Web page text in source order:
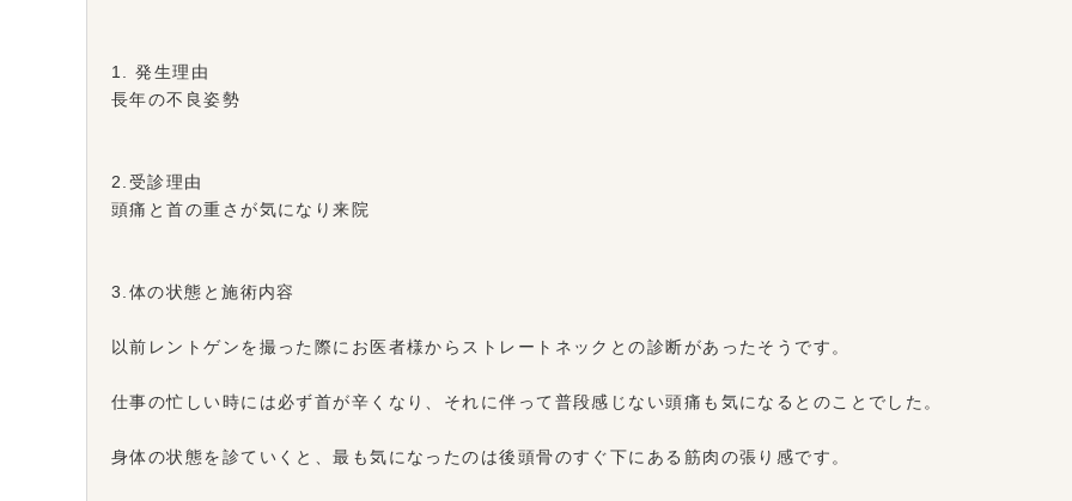
1. 発生理由
長年の不良姿勢
2.受診理由
頭痛と首の重さが気になり来院
3.体の状態と施術内容
以前レントゲンを撮った際にお医者様からストレートネックとの診断があったそうです。
仕事の忙しい時には必ず首が辛くなり、それに伴って普段感じない頭痛も気になるとのことでした。
身体の状態を診ていくと、最も気になったのは後頭骨のすぐ下にある筋肉の張り感です。